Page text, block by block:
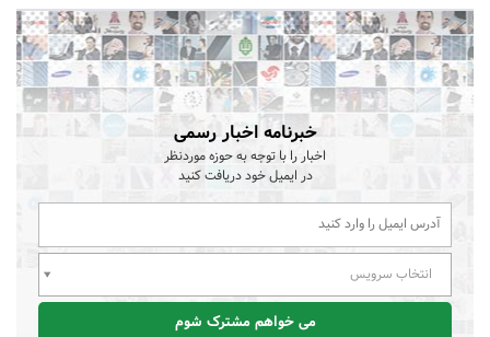
خبرنامه اخبار رسمی
اخبار را با توجه به حوزه موردنظر
در ایمیل خود دریافت کنید
انتخاب سرویس
می خواهم مشترک شوم